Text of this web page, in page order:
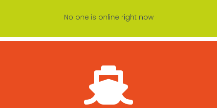
No one is online right now